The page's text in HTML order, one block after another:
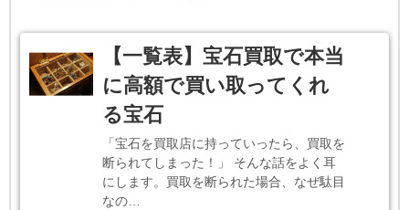
【一覧表】宝石買取で本当
に高額で買い取ってくれ
る宝石
「宝石を買取店に持っていったら、買取を
断られてしまった！」 そんな話をよく耳
にします。買取を断られた場合、なぜ駄目
なの…